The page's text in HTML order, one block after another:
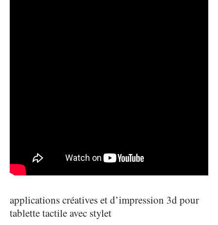
applications créatives et d’impression 3d pour
tablette tactile avec stylet